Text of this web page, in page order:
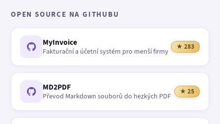
OPEN SOURCE NA GITHUBU
MyInvoice
Fakturační a účetní systém pro menší firmy
★ 283
MD2PDF
Převod Markdown souborů do hezkých PDF
★ 25